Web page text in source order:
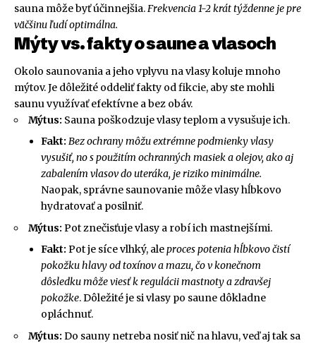
sauna môže byť účinnejšia.Frekvencia 1-2 krát týždenne je pre
väčšinu ľudí optimálna.
Mýty vs. fakty o saune a vlasoch
Okolo saunovania a jeho vplyvu na vlasy koluje mnoho
mýtov. Je dôležité oddeliť fakty od fikcie, aby ste mohli
saunu využívať efektívne a bez obáv.
Mýtus: Sauna poškodzuje vlasy teplom a vysušuje ich.
Fakt: Bez ochrany môžu extrémne podmienky vlasy
vysušiť, no s použitím ochranných masiek a olejov, ako aj
zabalením vlasov do uteráka, je riziko minimálne.
Naopak, správne saunovanie môže vlasy hĺbkovo
hydratovať a posilniť.
Mýtus: Pot znečisťuje vlasy a robí ich mastnejšími.
Fakt: Pot je síce vlhký, aleproces potenia hĺbkovo čistí
pokožku hlavy od toxínov a mazu, čo v konečnom
dôsledku môže viesť k regulácii mastnoty a zdravšej
pokožke. Dôležité je si vlasy po saune dôkladne
opláchnuť.
Mýtus: Do sauny netreba nosiť nič na hlavu, veď aj tak sa